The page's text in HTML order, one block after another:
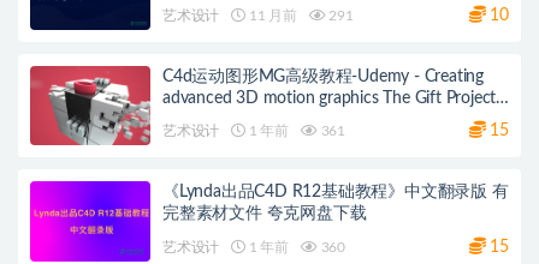
艺术设计 11 月前 291 10
C4d运动图形MG高级教程-Udemy - Creating
advanced 3D motion graphics The Gift Project
艺术设计 1 年前 361 15
《Lynda出品C4D R12基础教程》中文翻录版 有
完整素材文件 夸克网盘下载
艺术设计 1 年前 360 15